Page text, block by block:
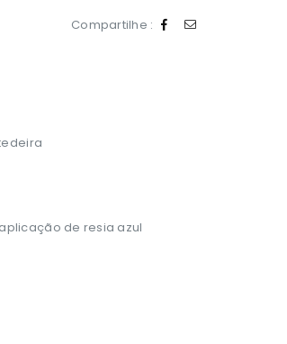
Compartilhe :
de resia azul